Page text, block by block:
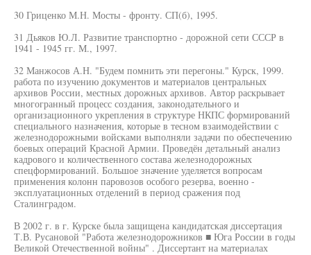
30 Гриценко М.Н. Мосты - фронту. СП(б), 1995.
31 Дьяков Ю.Л. Развитие транспортно - дорожной сети СССР в
1941 - 1945 гг. М., 1997.
32 Манжосов А.Н. "Будем помнить эти перегоны." Курск, 1999.
работа по изучению документов и материалов центральных
архивов России, местных дорожных архивов. Автор раскрывает
многогранный процесс создания, законодательного и
организационного укрепления в структуре НКПС формирований
специального назначения, которые в тесном взаимодействии с
железнодорожными войсками выполняли задачи по обеспечению
боевых операций Красной Армии. Проведён детальный анализ
кадрового и количественного состава железнодорожных
спецформирований. Большое значение уделяется вопросам
применения колонн паровозов особого резерва, военно -
эксплуатационных отделений в период сражения под
Сталинградом.
В 2002 г. в г. Курске была защищена кандидатская диссертация
Т.В. Русановой "Работа железнодорожников ■ Юга России в годы
Великой Отечественной войны" . Диссертант на материалах